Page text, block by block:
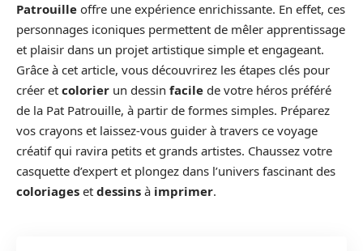
Patrouille offre une expérience enrichissante. En effet, ces
personnages iconiques permettent de mêler apprentissage
et plaisir dans un projet artistique simple et engageant.
Grâce à cet article, vous découvrirez les étapes clés pour
créer et colorier un dessin facile de votre héros préféré
de la Pat Patrouille, à partir de formes simples. Préparez
vos crayons et laissez-vous guider à travers ce voyage
créatif qui ravira petits et grands artistes. Chaussez votre
casquette d’expert et plongez dans l’univers fascinant des
coloriages et dessins à imprimer.